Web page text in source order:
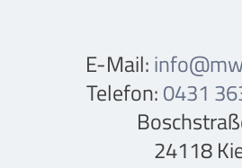
E-Mail:
Telefon:0431
24118